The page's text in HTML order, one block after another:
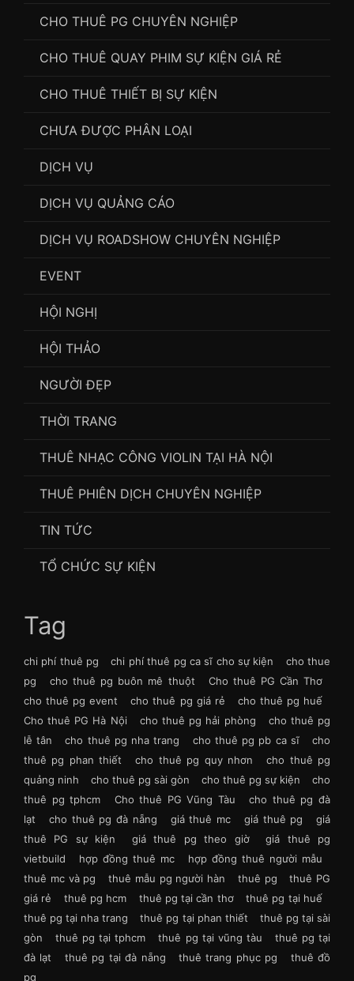
CHO THUÊ PG CHUYÊN NGHIỆP
CHO THUÊ QUAY PHIM SỰ KIỆN GIÁ RẺ
CHO THUÊ THIẾT BỊ SỰ KIỆN
CHƯA ĐƯỢC PHÂN LOẠI
DỊCH VỤ
DỊCH VỤ QUẢNG CÁO
DỊCH VỤ ROADSHOW CHUYÊN NGHIỆP
EVENT
HỘI NGHỊ
HỘI THẢO
NGƯỜI ĐẸP
THỜI TRANG
THUÊ NHẠC CÔNG VIOLIN TẠI HÀ NỘI
THUÊ PHIÊN DỊCH CHUYÊN NGHIỆP
TIN TỨC
TỔ CHỨC SỰ KIỆN
Tag
chi phí thuê pg chi phí thuê pg ca sĩ cho sự kiện
cho thue
pg
cho thuê pg buôn mê thuột
Cho thuê PG Cần Thơ
cho thuê pg event
cho thuê pg giá rẻ
cho thuê pg huế
Cho thuê PG Hà Nội
cho thuê pg hải phòng
cho thuê pg
lễ tân
cho thuê pg nha trang cho thuê pg pb ca sĩ
cho
thuê pg phan thiết
cho thuê pg quy nhơn
cho thuê pg
quảng ninh
cho thuê pg sài gòn cho thuê pg sự kiện
cho
thuê pg tphcm
Cho thuê PG Vũng Tàu
cho thuê pg đà
lạt
cho thuê pg đà nẵng giá thuê mc giá thuê pg
giá
thuê PG sự kiện
giá thuê pg theo giờ
giá thuê pg
vietbuild
hợp đồng thuê mc
hợp đồng thuê người mẫu
thuê mc và pg
thuê mẫu pg người hàn thuê pg
thuê PG
giá rẻ
thuê pg hcm thuê pg tại cần thơ
thuê pg tại huế
thuê pg tại nha trang
thuê pg tại phan thiết
thuê pg tại sài
gòn
thuê pg tại tphcm thuê pg tại vũng tàu
thuê pg tại
đà lạt
thuê pg tại đà nẵng thuê trang phục pg
thuê đồ
pg